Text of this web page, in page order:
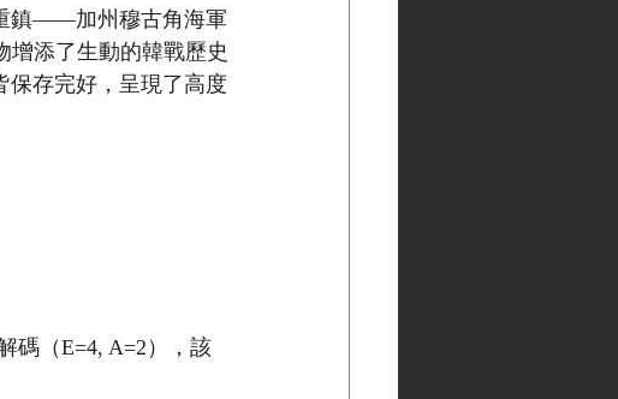
鎮——加州穆古角海軍
增添了生動的韓戰歷史
保存完好，呈現了高度
碼（E=4, A=2），該